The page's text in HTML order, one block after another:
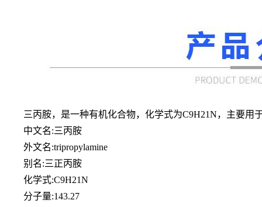
三丙胺，是一种有机化合物，化学式为C9H21N，主要用
中文名:三丙胺
外文名:tripropylamine
别名:三正丙胺
化学式:C9H21N
分子量:143.27